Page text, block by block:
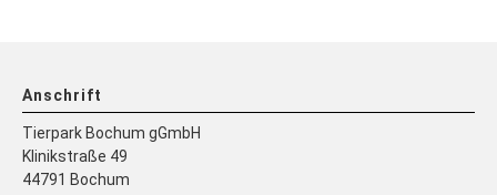
Anschrift
Tierpark Bochum gGmbH
Klinikstraße 49
44791 Bochum